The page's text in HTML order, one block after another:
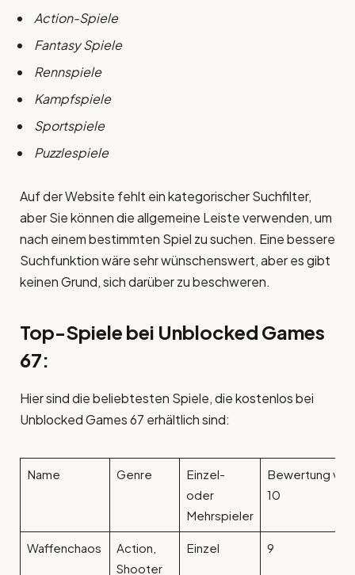
Action-Spiele
Fantasy Spiele
Rennspiele
Kampfspiele
Sportspiele
Puzzlespiele
Auf der Website fehlt ein kategorischer Suchfilter,
aber Sie können die allgemeine Leiste verwenden, um
nach einem bestimmten Spiel zu suchen. Eine bessere
Suchfunktion wäre sehr wünschenswert, aber es gibt
keinen Grund, sich darüber zu beschweren.
Top-Spiele bei Unblocked Games
67:
Hier sind die beliebtesten Spiele, die kostenlos bei
Unblocked Games 67 erhältlich sind:
Name Genre
Einzel-
oder
Mehrspieler
Bewertung von
10
Waffenchaos
Action,
Shooter
Einzel 9